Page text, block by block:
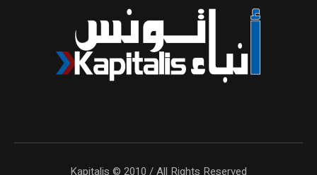
Kapitalis © 2010 / All Rights Reserved